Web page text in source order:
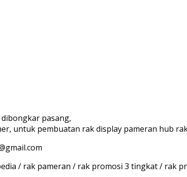
pasang,
untuk pembuatan rak display pameran hub
/ rak pameran / rak promosi 3 tingkat / rak